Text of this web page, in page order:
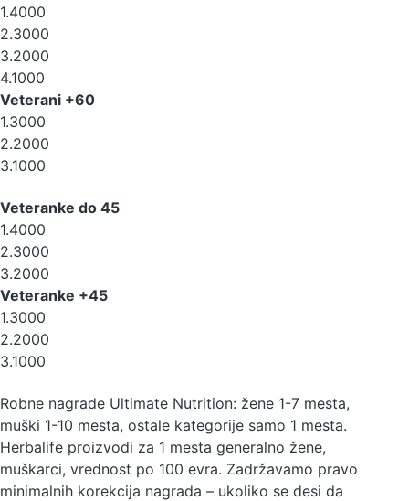
1.4000
2.3000
3.2000
4.1000
Veterani +60
1.3000
2.2000
3.1000
Veteranke do 45
1.4000
2.3000
3.2000
Veteranke +45
1.3000
2.2000
3.1000
Robne nagrade Ultimate Nutrition: žene 1-7 mesta,
muški 1-10 mesta, ostale kategorije samo 1 mesta.
Herbalife proizvodi za 1 mesta generalno žene,
muškarci, vrednost po 100 evra. Zadržavamo pravo
minimalnih korekcija nagrada – ukoliko se desi da